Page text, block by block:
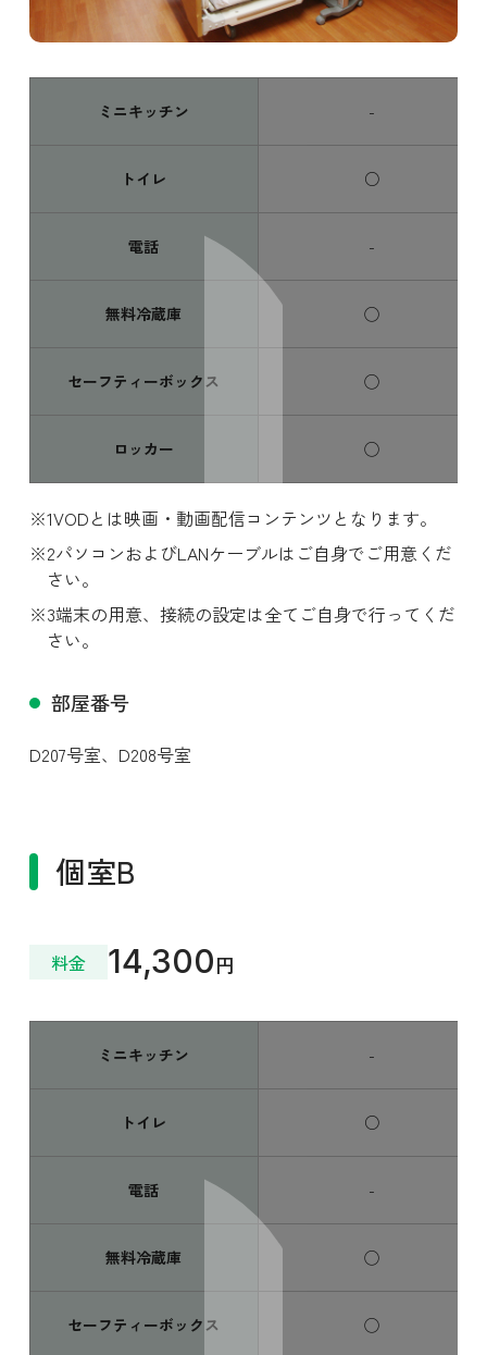
ミニキッチン -
トイレ ○
電話 -
無料冷蔵庫 ◯
セーフティーボックス ◯
ロッカー ◯
VODとは映画・動画配信コンテンツとなります。
パソコンおよびLANケーブルはご自身でご用意くだ
さい。
端末の用意、接続の設定は全てご自身で行ってくだ
さい。
部屋番号
D207号室、 D208号室
個室B
料金 14,300円
ミニキッチン -
トイレ ○
電話 -
無料冷蔵庫 ◯
セーフティーボックス ◯